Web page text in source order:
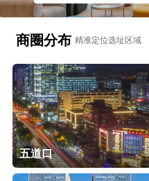
商圈分布 精准定位选址区域
五道口